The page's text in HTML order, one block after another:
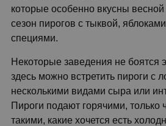
которые особенно вкусны
сезон пирогов с тыквой,
специями.
Некоторые заведения не боятся
здесь можно встретить пироги с
несколькими видами сыра или
Пироги подают горячими,
такими, какие хочется есть